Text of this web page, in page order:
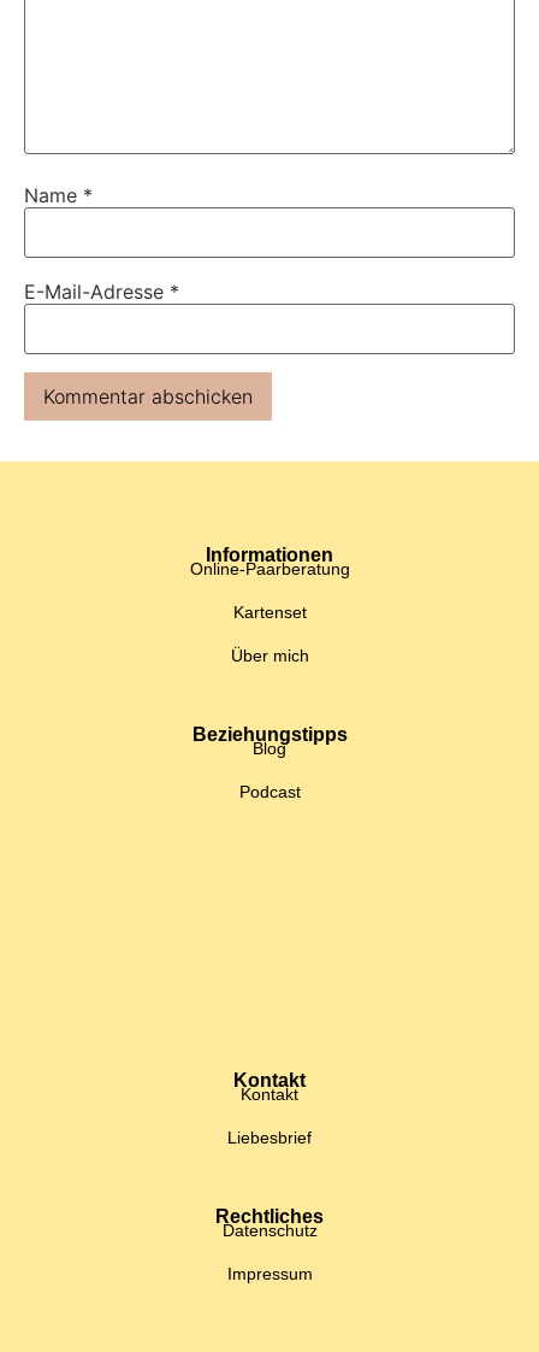
Name *
E-Mail-Adresse *
Informationen
Online-Paarberatung
Kartenset
Über mich
Beziehungstipps
Blog
Podcast
Kontakt
Kontakt
Liebesbrief
Rechtliches
Datenschutz
Impressum